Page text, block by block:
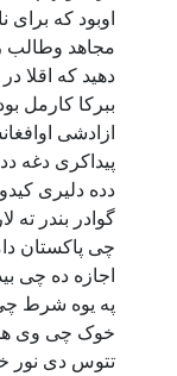
اوبود که
مجاهد وطالب
دهید که اقلا
ببرکا کارمل
ازادشی
پیداکری دغه
دده دلیری
گوادر بندر ته
چی پاکستان
اجازه ده چی
په یوه شرط
خوک چی وی
تتوس دی نور